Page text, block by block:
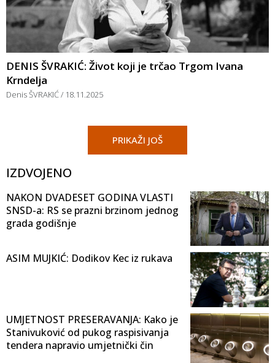
DENIS ŠVRAKIĆ: Život koji je trčao Trgom Ivana
Krndelja
Denis ŠVRAKIĆ 18.11.2025
PRIKAŽI JOŠ
IZDVOJENO
NAKON DVADESET GODINA VLASTI
SNSD-a: RS se prazni brzinom jednog
grada godišnje
ASIM MUJKIĆ: Dodikov Kec iz rukava
UMJETNOST PRESERAVANJA: Kako je
Stanivuković od pukog raspisivanja
tendera napravio umjetnički čin